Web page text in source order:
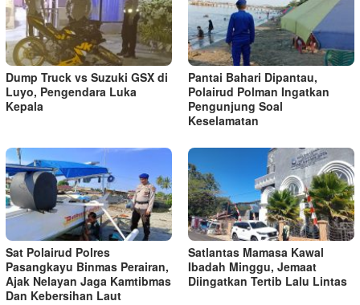
Dump Truck vs Suzuki GSX di
Luyo, Pengendara Luka
Kepala
Pantai Bahari Dipantau,
Polairud Polman Ingatkan
Pengunjung Soal
Keselamatan
Sat Polairud Polres
Pasangkayu Binmas Perairan,
Ajak Nelayan Jaga Kamtibmas
Dan Kebersihan Laut
Satlantas Mamasa Kawal
Ibadah Minggu, Jemaat
Diingatkan Tertib Lalu Lintas